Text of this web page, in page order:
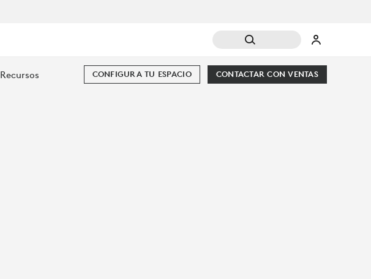
Recursos CONTACTAR CON VENTAS
CONFIGURA TU ESPACIO